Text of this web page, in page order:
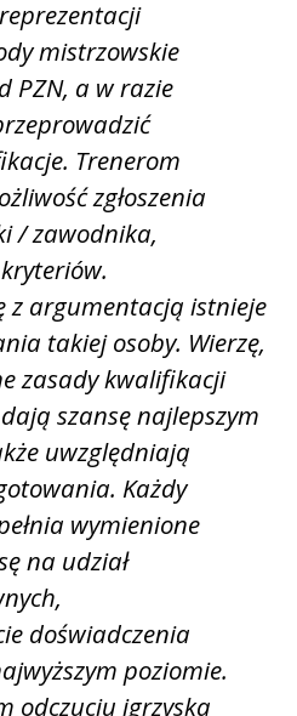
mistrzowskie
PZN, a w razie
Trenerom
zgłoszenia
/ zawodnika,
z argumentacją istnieje
takiej osoby. Wierzę,
zasady kwalifikacji
szansę najlepszym
uwzględniają
Każdy
wymienione
na udział
doświadczenia
poziomie.
odczuciu igrzyska